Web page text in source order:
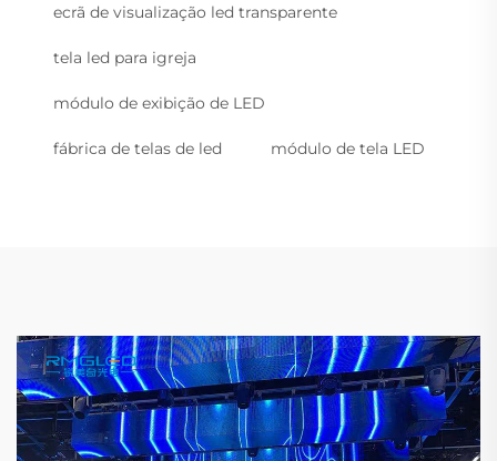
ecrã de visualização led transparente
tela led para igreja
módulo de exibição de LED
fábrica de telas de led módulo de tela LED